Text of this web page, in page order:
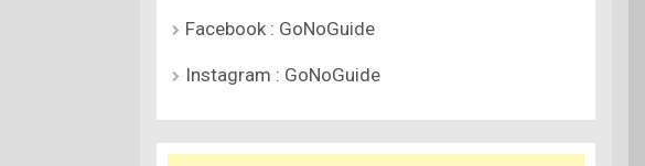
Facebook : GoNoGuide
Instagram : GoNoGuide